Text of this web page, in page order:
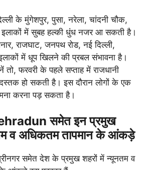
के मुंगेशपुर, पुसा, नरेला, चांदनी चौक,
इलाकों में सुबह हल्की धुंध नजर आ सकती है।
राजघाट, जनपथ रोड, नई दिल्ली,
में धूप खिलने की प्रबल संभावना है।
तो, फरवरी के पहले सप्ताह में राजधानी
हो सकती है। इस दौरान लोगों के एक
करना पड़ सकता है।
समेत इन प्रमुख
व अधिकतम तापमान के आंकड़े
समेत देश के प्रमुख शहरों में न्यूनतम व